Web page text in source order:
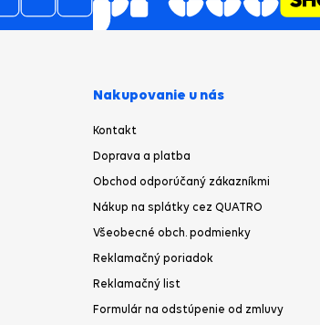
Nakupovanie u nás
Kontakt
Doprava a platba